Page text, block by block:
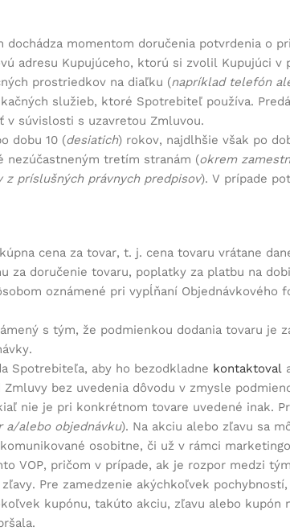
momentom doručenia potvrdenia o
adresu Kupujúceho, ktorú si zvolil Kupujúci v
prostriedkov na diaľku (napríklad telefón
služieb, ktoré Spotrebiteľ používa.
súvislosti s uzavretou Zmluvou.
dobu 10 (desiatich) rokov, najdlhšie však po
nezúčastneným tretím stranám (okrem
príslušných právnych predpisov). V prípade
cena za tovar, t. j. cena tovaru vrátane
za doručenie tovaru, poplatky za platbu na
oznámené pri vypĺňaní Objednávkového
s tým, že podmienkou dodania tovaru je
Spotrebiteľa, aby ho bezodkladne kontaktoval
bez uvedenia dôvodu v zmysle
nie je pri konkrétnom tovare uvedené inak.
a/alebo objednávku). Na akciu alebo zľavu sa
osobitne, či už v rámci
VOP, pričom v prípade, ak je rozpor medzi
Pre zamedzenie akýchkoľvek
kupónu, takúto akciu, zľavu alebo